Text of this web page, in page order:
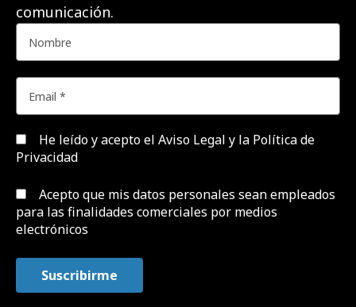
comunicación.
He leído y acepto el Aviso Legal y la Política de
Privacidad
Acepto que mis datos personales sean empleados
para las finalidades comerciales por medios
electrónicos